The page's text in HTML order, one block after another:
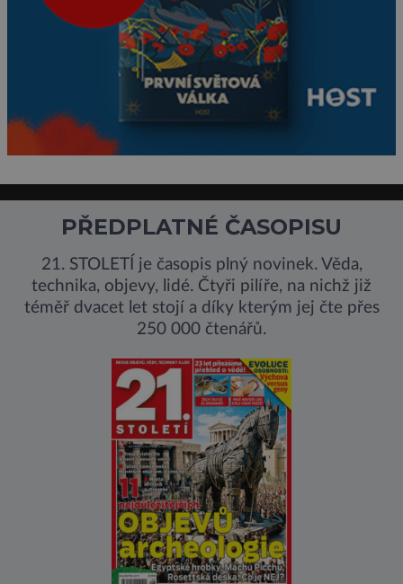
PŘEDPLATNÉ ČASOPISU
21. STOLETÍ je časopis plný novinek. Věda,
technika, objevy, lidé. Čtyři pilíře, na nichž již
téměř dvacet let stojí a díky kterým jej čte přes
250 000 čtenářů.